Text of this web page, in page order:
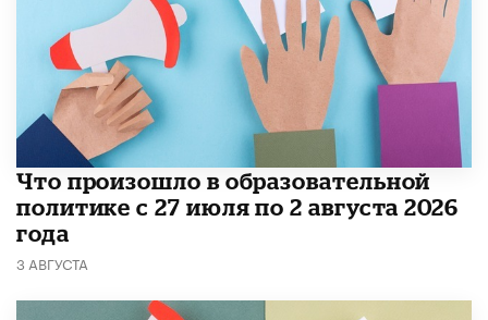
​Что произошло в образовательной
политике с 27 июля по 2 августа 2026
года
3 АВГУСТА